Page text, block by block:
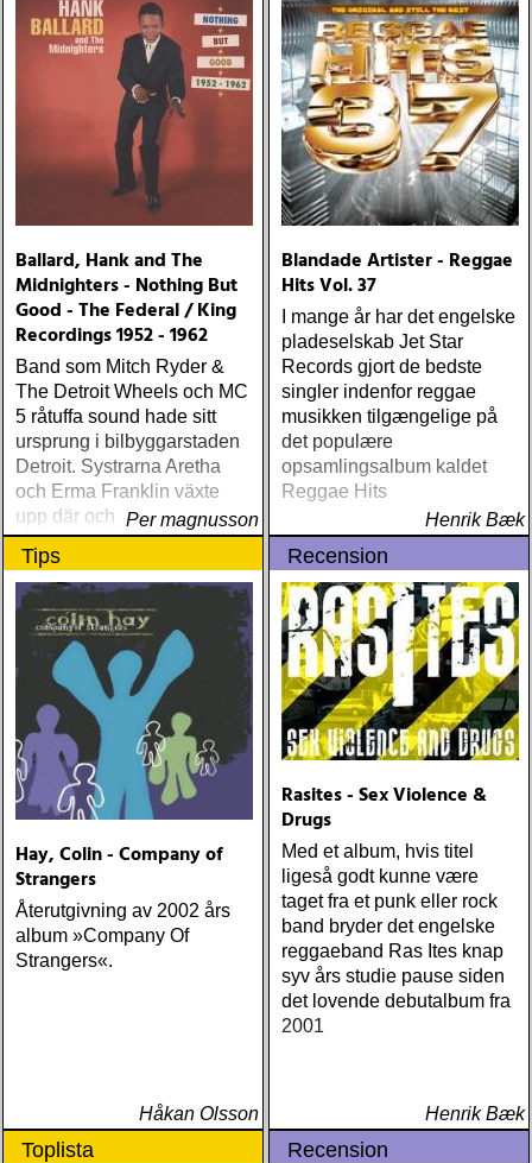
1979 / Pregnant Rainbows
For Colourblind People
Också den här boxen –
med fyra CD – kompletterar
en bok från förlaget
Premium, nämligen »The
Encyclopedia Of Swedish
Progressive Music 1967-
1979 / From Psychedelic
Propaganda«
Ballard, Hank and The
Midnighters - Nothing But
Good - The Federal / King
Recordings 1952 - 1962
Band som Mitch Ryder &
The Detroit Wheels och MC
5 råtuffa sound hade sitt
ursprung i bilbyggarstaden
Detroit. Systrarna Aretha
och Erma Franklin växte
upp där och Iggy Pop inte
långt därifrån
Per magnusson
Blandade Artister - Reggae
Hits Vol. 37
I mange år har det engelske
pladeselskab Jet Star
Records gjort de bedste
singler indenfor reggae
musikken tilgængelige på
det populære
opsamlingsalbum kaldet
Reggae Hits
Henrik Bæk
Tips
Hay, Colin - Company of
Strangers
Återutgivning av 2002 års
album »Company Of
Strangers«.
Håkan Olsson
Recension
Rasites - Sex Violence &
Drugs
Med et album, hvis titel
ligeså godt kunne være
taget fra et punk eller rock
band bryder det engelske
reggaeband Ras Ites knap
syv års studie pause siden
det lovende debutalbum fra
2001
Henrik Bæk
Toplista Recension